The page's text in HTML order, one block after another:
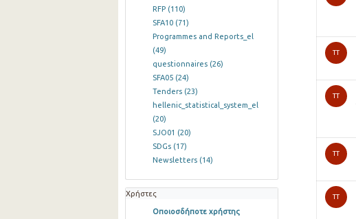
RFP (110)
SFA10 (71)
Programmes and Reports_el
(49)
questionnaires (26)
SFA05 (24)
Tenders (23)
hellenic_statistical_system_el
(20)
SJO01 (20)
SDGs (17)
Newsletters (14)
Χρήστες
Οποιοσδήποτε χρήστης
TT
TT
TT
TT